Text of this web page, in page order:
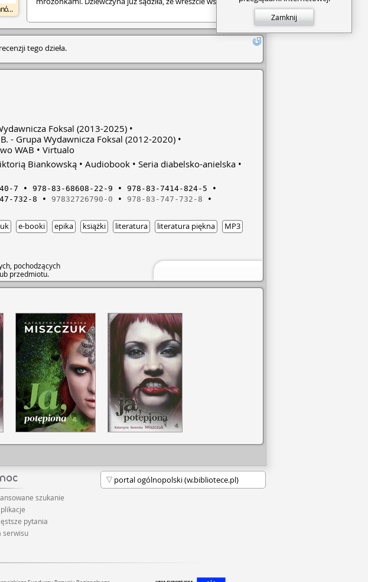
Goszczanów GBP
kocha diabła Beletha, wyzbyła się boskich mocy, a jej wielki
przeciwnik Moroni został zamknięty w anielskim więzieniu.
Ponadto diabeł Azazel tymczasowo nie planował niczego
złowieszczego, zajęty pielęgnowaniem związku z królową
przypadkiem trafiła do Tartaru. Czy Charon, niesławny brat
tego dzieła.
Foksal (2013-2025)
- Grupa Wydawnicza Foksal (2012-2020)
WAB Virtualo
Biankowską Audiobook
Seria diabelsko-anielska
7 978-83-68608-22-9
978-83-7414-824-5
732-8 97832726790-0
978-83-747-732-8
e-booki epika książki literatura literatura piękna
MP3
pochodzących
przedmiotu.
szukanie
pytania
serwisu
Zamknij